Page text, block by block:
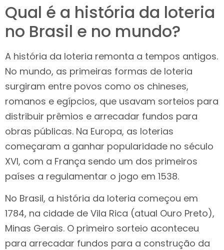
Qual é a história da loteria
no Brasil e no mundo?
A história da loteria remonta a tempos antigos.
No mundo, as primeiras formas de loteria
surgiram entre povos como os chineses,
romanos e egípcios, que usavam sorteios para
distribuir prêmios e arrecadar fundos para
obras públicas. Na Europa, as loterias
começaram a ganhar popularidade no século
XVI, com a França sendo um dos primeiros
países a regulamentar o jogo em 1538.
No Brasil, a história da loteria começou em
1784, na cidade de Vila Rica (atual Ouro Preto),
Minas Gerais. O primeiro sorteio aconteceu
para arrecadar fundos para a construção da